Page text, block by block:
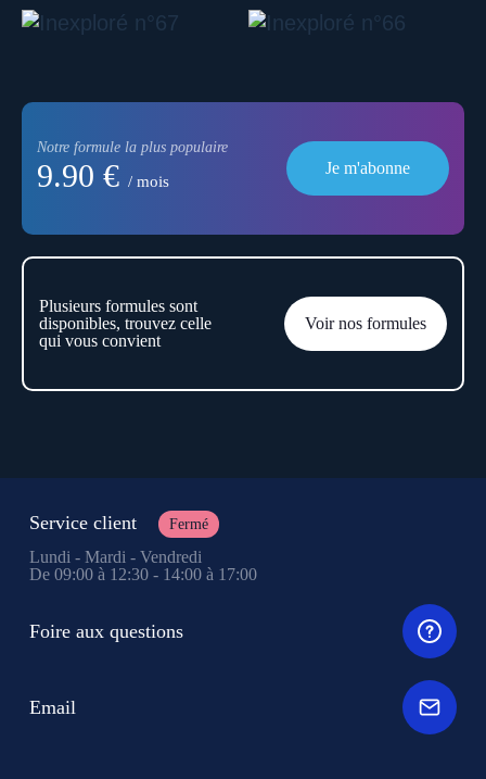
Notre formule la plus populaire
9.90 € / mois
Je m'abonne
Plusieurs formules sont
disponibles, trouvez celle
qui vous convient
Voir nos formules
Service client Fermé
Lundi - Mardi - Vendredi
De 09:00 à 12:30 - 14:00 à 17:00
Foire aux questions
Email